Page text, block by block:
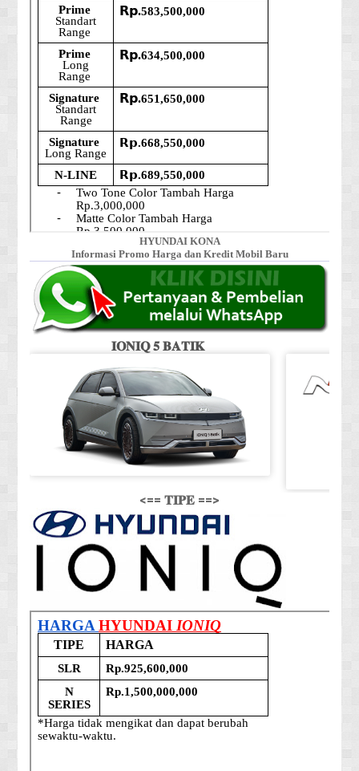
HYUNDAI KONA
Informasi Promo Harga dan Kredit Mobil Baru
𝐈𝐎𝐍𝐈𝐐 𝟓 𝐁𝐀𝐓𝐈𝐊
<== 𝐓𝐈𝐏𝐄 ==>